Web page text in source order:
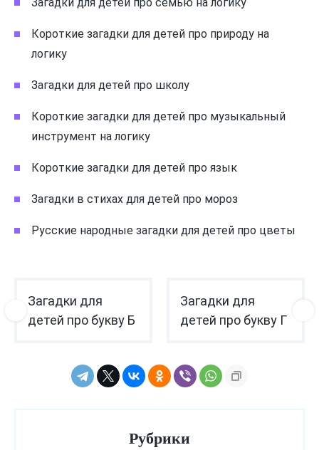
Короткие загадки для детей про природу на
логику
Загадки для детей про школу
Короткие загадки для детей про музыкальный
инструмент на логику
Короткие загадки для детей про язык
Загадки в стихах для детей про мороз
Русские народные загадки для детей про цветы
Загадки для
детей про букву Б
Загадки для
детей про букву Г
Рубрики